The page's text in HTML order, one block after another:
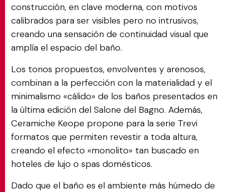
construcción, en clave moderna, con motivos
calibrados para ser visibles pero no intrusivos,
creando una sensación de continuidad visual que
amplía el espacio del baño.
Los tonos propuestos, envolventes y arenosos,
combinan a la perfección con la materialidad y el
minimalismo «cálido» de los baños presentados en
la última edición del Salone del Bagno. Además,
Ceramiche Keope propone para la serie Trevi
formatos que permiten revestir a toda altura,
creando el efecto «monolito» tan buscado en
hoteles de lujo o spas domésticos.
Dado que el baño es el ambiente más húmedo de